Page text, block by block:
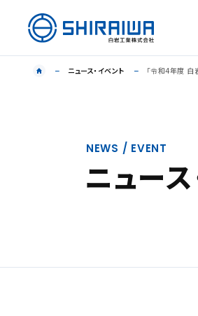
ニュース・イベント 「令和4年度 白
NEWS / EVENT
ニュース